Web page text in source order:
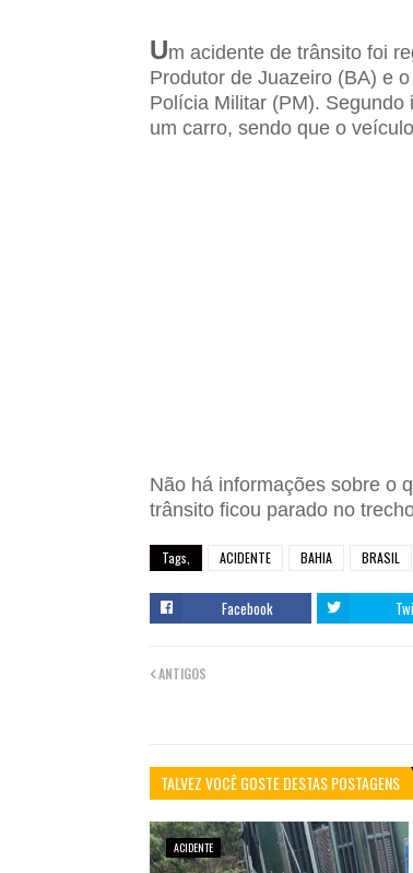
Um acidente de trânsito foi
Produtor de Juazeiro (BA) e
Polícia Militar (PM).
um carro, sendo que o
Não há informações sobre o
trânsito ficou parado no
Tags, ACIDENTE BAHIA BRASIL
Facebook
ANTIGOS
TALVEZ VOCÊ GOSTE DESTAS POSTAGENS
ACIDENTE